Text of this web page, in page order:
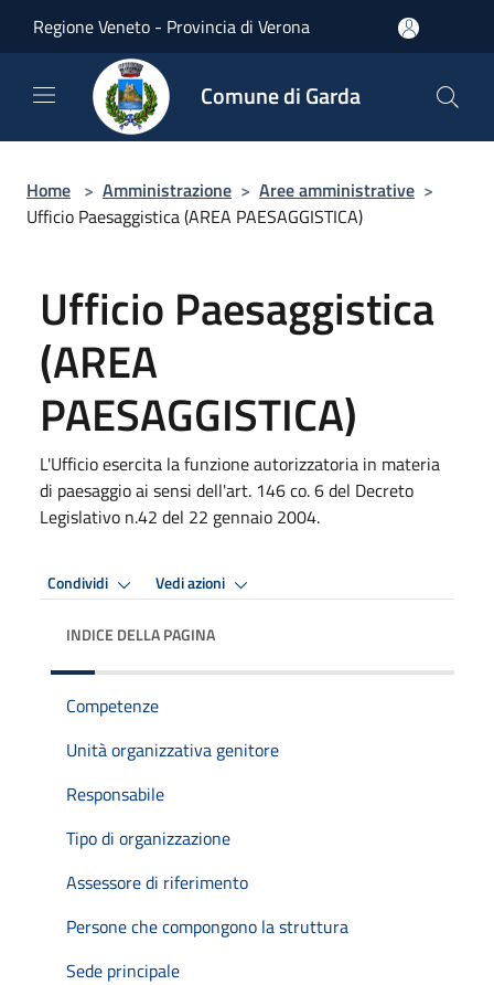
Regione Veneto - Provincia di Verona
Comune di Garda
Home > Amministrazione > Aree amministrative >
Ufficio Paesaggistica (AREA PAESAGGISTICA)
Ufficio Paesaggistica
(AREA
PAESAGGISTICA)
L'Ufficio esercita la funzione autorizzatoria in materia
di paesaggio ai sensi dell'art. 146 co. 6 del Decreto
Legislativo n.42 del 22 gennaio 2004.
Condividi Vedi azioni
INDICE DELLA PAGINA
Competenze
Unità organizzativa genitore
Responsabile
Tipo di organizzazione
Assessore di riferimento
Persone che compongono la struttura
Sede principale